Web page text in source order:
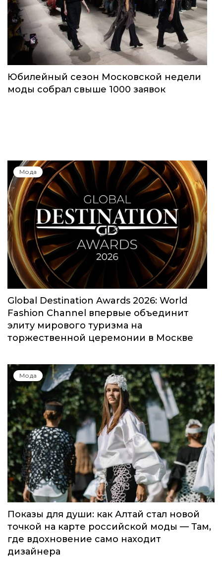
Юбилейный сезон Московской недели
моды собрал свыше 1000 заявок
Мода
Global Destination Awards 2026: World
Fashion Channel впервые объединит
элиту мирового туризма на
торжественной церемонии в Москве
Мода
Показы для души: как Алтай стал новой
точкой на карте российской моды — Там,
где вдохновение само находит
дизайнера